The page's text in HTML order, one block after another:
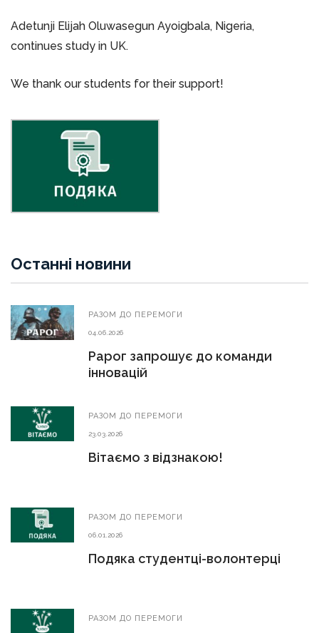
Adetunji Elijah Oluwasegun Ayoigbala, Nigeria,
continues study in UK.
We thank our students for their support!
Останні новини
РАЗОМ ДО ПЕРЕМОГИ
04.06.2026
Рарог запрошує до команди
інновацій
РАЗОМ ДО ПЕРЕМОГИ
23.03.2026
Вітаємо з відзнакою!
РАЗОМ ДО ПЕРЕМОГИ
06.01.2026
Подяка студентці-волонтерці
РАЗОМ ДО ПЕРЕМОГИ